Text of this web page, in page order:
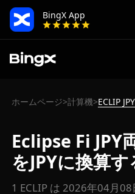
BingX App
ホームページ>計算機>ECLIP
Eclipse Fi JPY
をJPYに換算す
1 ECLIP は 2026年04月